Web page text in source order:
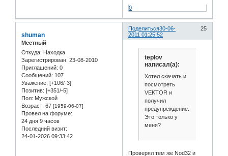
0
Поделиться 25
30-06-
2011 01:25:52
shuman
Местный
Откуда: Находка
Зарегистрирован: 23-08-2010
Приглашений: 0
Сообщений: 107
Уважение: [+106/-3]
Позитив: [+351/-5]
Пол: Мужской
Возраст: 67 [1959-06-07]
Провел на форуме:
24 дня 9 часов
Последний визит:
24-01-2026 09:33:42
teplov
написал(а):
Хотел скачать и
посмотреть
VEKTOR и
получил
предупреждение:
Это только у
меня?
Проверял тем же Nod32 и